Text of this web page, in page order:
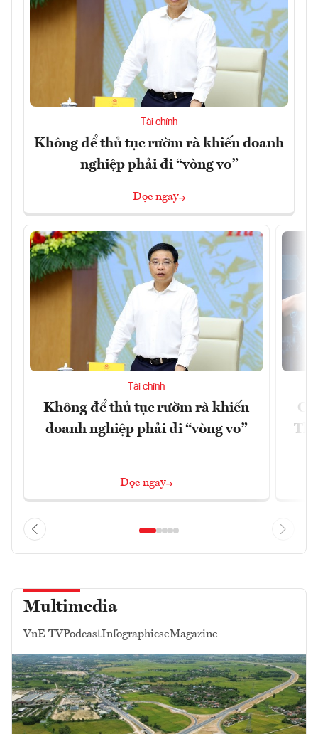
Tài chính
Không để thủ tục rườm rà khiến doanh
nghiệp phải đi “vòng vo”
Đọc ngay
Tài chính
Không để thủ tục rườm rà khiến
doanh nghiệp phải đi “vòng vo”
Đọc ngay
Multimedia
VnE TVPodcastInfographicseMagazine